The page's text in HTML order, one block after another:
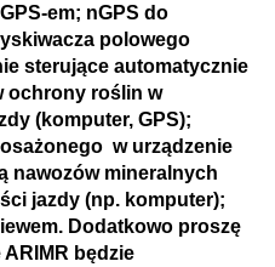
em; nGPS do
polowego
sterujące automatycznie
ochrony roślin w
(komputer, GPS);
w urządzenie
nawozów mineralnych
jazdy (np. komputer);
Dodatkowo proszę
będzie